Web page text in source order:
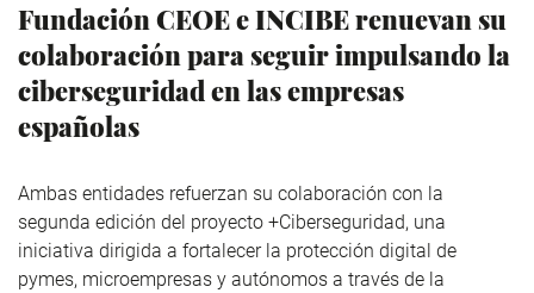
Fundación CEOE e INCIBE renuevan su
colaboración para seguir impulsando la
ciberseguridad en las empresas
españolas
Ambas entidades refuerzan su colaboración con la
segunda edición del proyecto +Ciberseguridad, una
iniciativa dirigida a fortalecer la protección digital de
pymes, microempresas y autónomos a través de la